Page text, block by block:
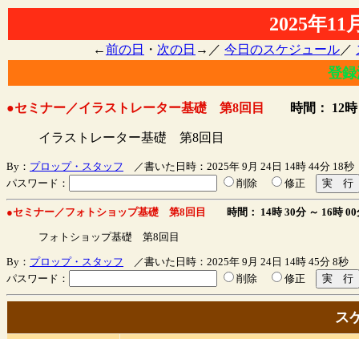
2025年
←前の日 ・ 次の日 →／ 今日のスケジュール／
登
●セミナー／イラストレーター基礎 第8回目 時間： 12
イラストレーター基礎 第8回目
By： プロップ・スタッフ ／書いた日時：2025年 9月 24日 14時 44分 18秒
パスワード：
削除 修正
●セミナー／フォトショップ基礎 第8回目 時間： 14時 30分 ～ 16時
フォトショップ基礎 第8回目
By： プロップ・スタッフ ／書いた日時：2025年 9月 24日 14時 45分 8秒
パスワード：
削除 修正
ス